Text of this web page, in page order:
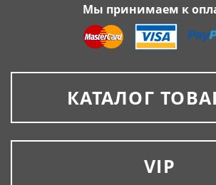
Мы принимаем к
КАТАЛОГ
VIP